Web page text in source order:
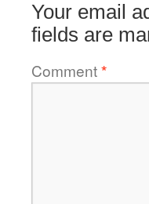
Your email
fields are
Comment*